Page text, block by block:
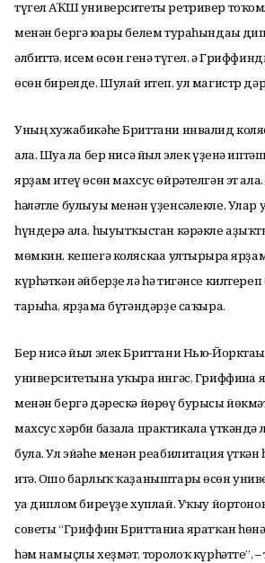
түгел АҠШ университеты ретривер
менән бергә юғары белем тураһындағы
әлбиттә, исем өсөн генә түгел, ә
өсөн бирелде. Шулай итеп, ул магистр
Уның хужабикәһе Бриттани инвалид
ала. Шуға ла бер нисә йыл элек үҙенә
ярҙам итеү өсөн махсус өйрәтелгән эт
һәләтле булыуы менән үҙенсәлекле. Улар
һүндерә ала, һыуытҡыстан кәрәкле
мөмкин, кешегә коляскаға ултырырға
күрһәткән әйберҙе лә һә тигәнсе килтереп
тарыһа, ярҙамға бүтәндәрҙе саҡыра.
Бер нисә йыл элек Бриттани Нью-
университетына уҡырға ингәс,
менән бергә дәрескә йөрөү бурысы
махсус хәрби базала практикала үткәндә
була. Ул эйәһе менән реабилитация үткән
итә. Ошо барлыҡ ҡаҙаныштары өсөн
уға диплом биреүҙе хуплай. Уҡыу
советы “Гриффин Бриттаниға яратҡан
һәм намыҫлы хеҙмәт, тоғролоҡ күрһәтте”,